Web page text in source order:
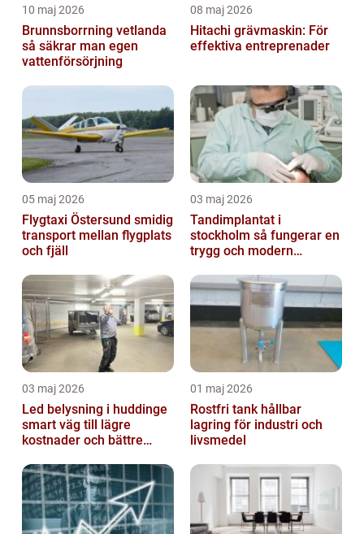
10 maj 2026
Brunnsborrning vetlanda
så säkrar man egen
vattenförsörjning
08 maj 2026
Hitachi grävmaskin: För
effektiva entreprenader
05 maj 2026
Flygtaxi Östersund smidig
transport mellan flygplats
och fjäll
03 maj 2026
Tandimplantat i
stockholm så fungerar en
trygg och modern
03 maj 2026
Led belysning i huddinge
smart väg till lägre
kostnader och bättre
01 maj 2026
Rostfri tank hållbar
lagring för industri och
livsmedel